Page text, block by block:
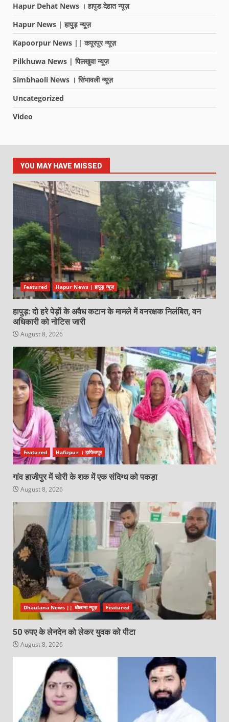
Hapur Dehat News । हापुड देहात न्यूज़
Hapur News | हापुड़ न्यूज़
Kapoorpur News || कपूरपुर न्यूज़
Pilkhuwa News | पिलखुवा न्यूज़
Simbhaoli News । सिंभावली न्यूज़
Uncategorized
Video
YOU MAY HAVE MISSED
Featured Hapur News | हापुड़ न्यूज़
हापुड़: दो हरे पेड़ों के अवैध कटान के मामले में वनरक्षक निलंबित, वन
अधिकारी को नोटिस जारी
August 8, 2026
Featured Hafizpur । हाफिजपुर
गांव हाजीपुर में चोरी के शक में एक संदिग्ध को पकड़ा
August 8, 2026
Dhaulana News || धौलाना न्यूज़ Featured
50 रुपए के लेनदेन को लेकर युवक को पीटा
August 8, 2026